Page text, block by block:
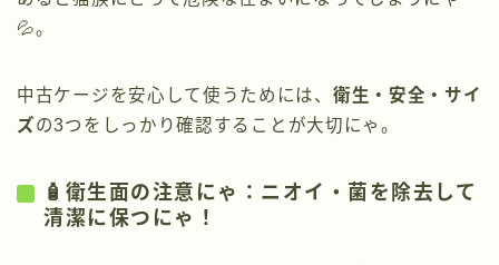
💦。
中古ケージを安心して使うためには、 衛生・安全・サイ
ズの3つをしっかり確認することが大切にゃ。
🧴衛生面の注意にゃ：ニオイ・菌を除去して
清潔に保つにゃ！